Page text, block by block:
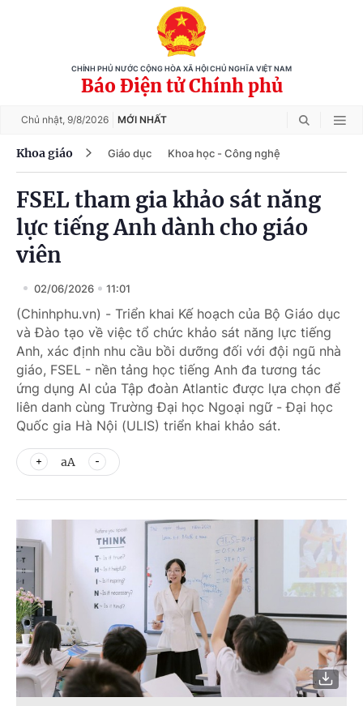
CHÍNH PHỦ NƯỚC CỘNG HÒA XÃ HỘI CHỦ NGHĨA VIỆT NAM
Báo Điện tử Chính phủ
Chủ nhật, 9/8/2026 MỚI NHẤT
Khoa giáo Giáo dục Khoa học - Công nghệ
FSEL tham gia khảo sát năng
lực tiếng Anh dành cho giáo
viên
02/06/2026 11:01
(Chinhphu.vn) - Triển khai Kế hoạch của Bộ Giáo dục
và Đào tạo về việc tổ chức khảo sát năng lực tiếng
Anh, xác định nhu cầu bồi dưỡng đối với đội ngũ nhà
giáo, FSEL - nền tảng học tiếng Anh đa tương tác
ứng dụng AI của Tập đoàn Atlantic được lựa chọn để
liên danh cùng Trường Đại học Ngoại ngữ - Đại học
Quốc gia Hà Nội (ULIS) triển khai khảo sát.
aA